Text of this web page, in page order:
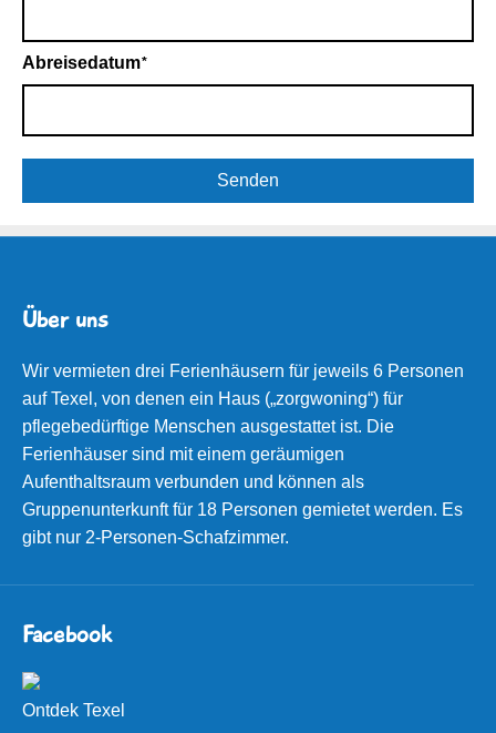
Abreisedatum
Über uns
Wir vermieten drei Ferienhäusern für jeweils 6 Personen
auf Texel, von denen ein Haus („zorgwoning“) für
pflegebedürftige Menschen ausgestattet ist. Die
Ferienhäuser sind mit einem geräumigen
Aufenthaltsraum verbunden und können als
Gruppenunterkunft für 18 Personen gemietet werden. Es
gibt nur 2-Personen-Schafzimmer.
Facebook
Ontdek Texel